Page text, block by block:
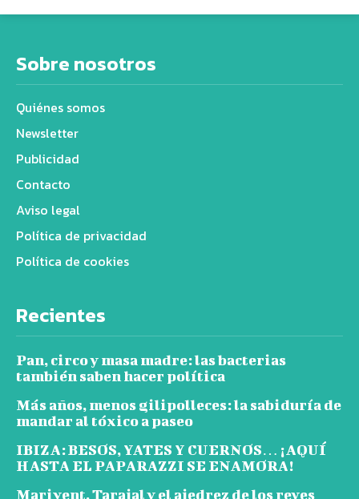
Sobre nosotros
Quiénes somos
Newsletter
Publicidad
Contacto
Aviso legal
Política de privacidad
Política de cookies
Recientes
Pan, circo y masa madre: las bacterias
también saben hacer política
Más años, menos gilipolleces: la sabiduría de
mandar al tóxico a paseo
IBIZA: BESOS, YATES Y CUERNOS… ¡AQUÍ
HASTA EL PAPARAZZI SE ENAMORA!
Marivent, Tarajal y el ajedrez de los reyes